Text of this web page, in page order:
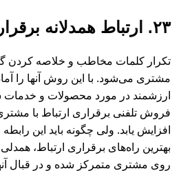
۲۳. ارتباط همدلانه برقرار کنید
تکرار کلمات مخاطب و خلاصه کردن
مشتری می‌شود. با این روش آنها را
ارزشمند در مورد محصولات و
فروش تلفنی برقراری ارتباط با
افزایش یابد. ولی چگونه باید این
بهترین راه‌های برقراری ارتباط،
روی مشتری متمرکز شده و در قبال